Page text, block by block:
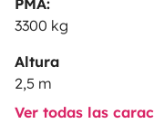
PMA:
3300 kg
Altura
2,5 m
Ver todas las